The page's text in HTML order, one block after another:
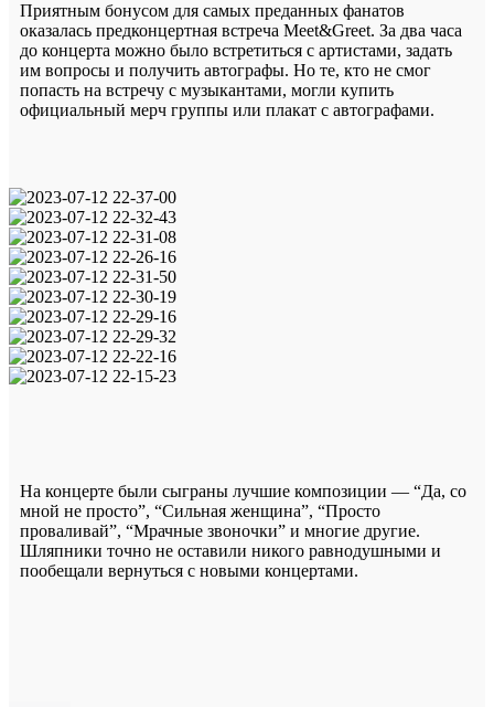
Приятным бонусом для самых преданных фанатов
оказалась предконцертная встреча Meet&Greet. За два часа
до концерта можно было встретиться с артистами, задать
им вопросы и получить автографы. Но те, кто не смог
попасть на встречу с музыкантами, могли купить
официальный мерч группы или плакат с автографами.
На концерте были сыграны лучшие композиции — “Да, со
мной не просто”, “Сильная женщина”, “Просто
проваливай”, “Мрачные звоночки” и многие другие.
Шляпники точно не оставили никого равнодушными и
пообещали вернуться с новыми концертами.